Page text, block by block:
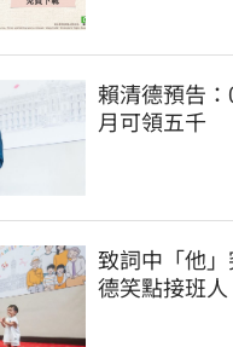
賴清德預告
月可領五千
致詞中「他
德笑點接班人